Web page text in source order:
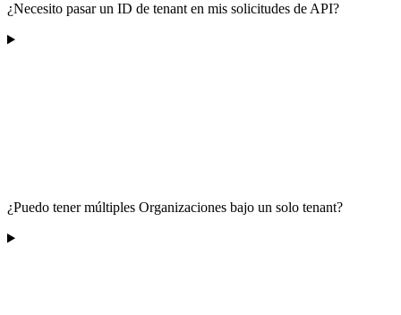
¿Necesito pasar un ID de tenant en mis solicitudes de API?
¿Puedo tener múltiples Organizaciones bajo un solo tenant?